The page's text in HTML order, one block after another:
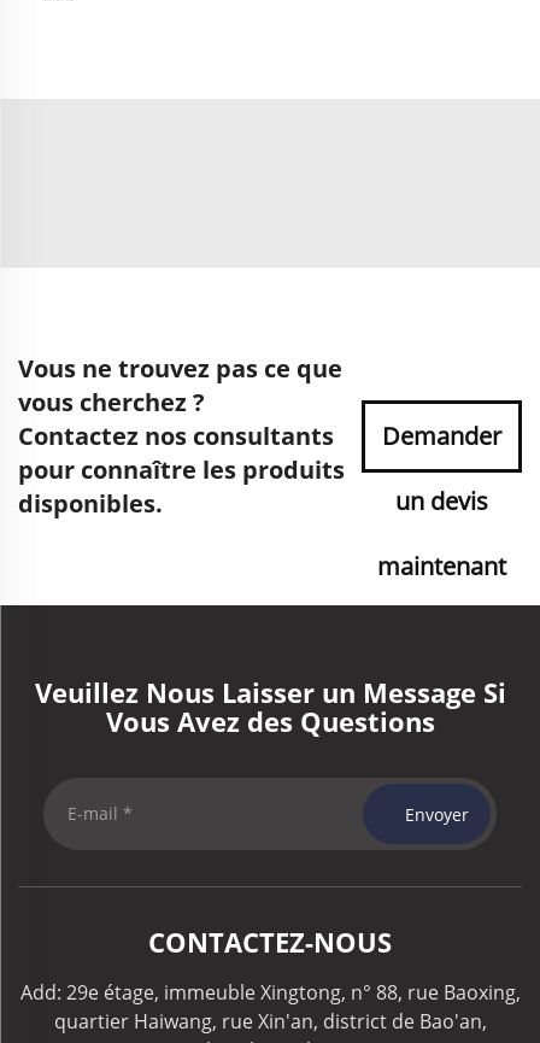
Vous ne trouvez pas ce que
vous cherchez ?
Contactez nos consultants
pour connaître les produits
disponibles.
Demander
un devis
maintenant
Veuillez Nous Laisser un Message Si
Vous Avez des Questions
Envoyer
CONTACTEZ-NOUS
Add: 29e étage, immeuble Xingtong, n° 88, rue Baoxing,
quartier Haiwang, rue Xin'an, district de Bao'an,